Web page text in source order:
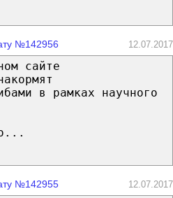
№142956 12.07.2017
сайте
в рамках научного
№142955 12.07.2017